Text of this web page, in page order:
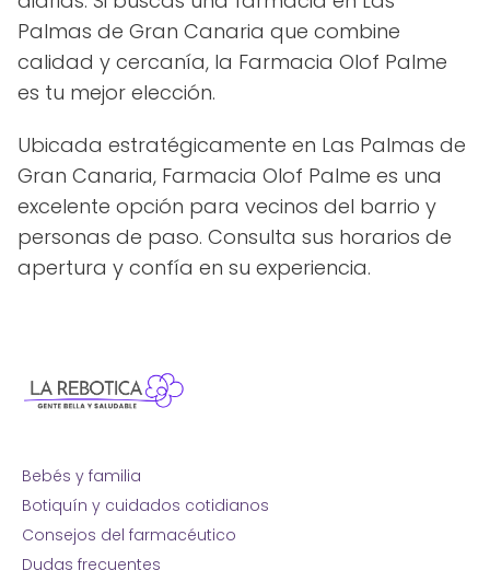
Palmas de Gran Canaria que combine
calidad y cercanía, la Farmacia Olof Palme
es tu mejor elección.
Ubicada estratégicamente en Las Palmas de
Gran Canaria, Farmacia Olof Palme es una
excelente opción para vecinos del barrio y
personas de paso. Consulta sus horarios de
apertura y confía en su experiencia.
Bebés y familia
Botiquín y cuidados cotidianos
Consejos del farmacéutico
Dudas frecuentes